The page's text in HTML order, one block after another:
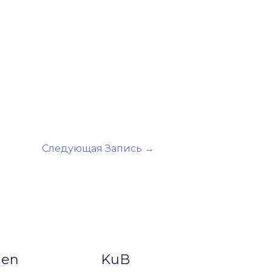
Следующая Запись →
KuB